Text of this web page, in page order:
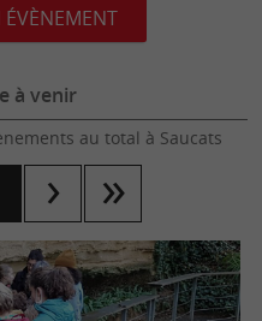
à venir
au total à Saucats